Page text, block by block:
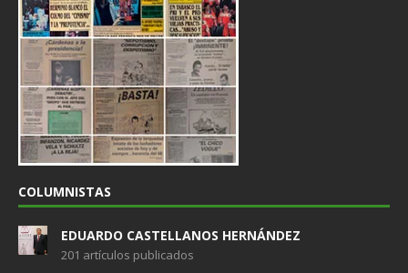
COLUMNISTAS
EDUARDO CASTELLANOS HERNÁNDEZ
201 artículos publicados